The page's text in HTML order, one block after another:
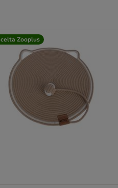
Zooplus